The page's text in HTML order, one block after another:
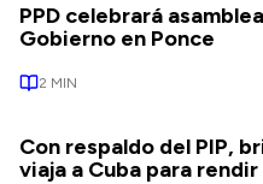
PPD celebrará
Gobierno en Ponce
2 MIN
Con respaldo del PIP,
viaja a Cuba para